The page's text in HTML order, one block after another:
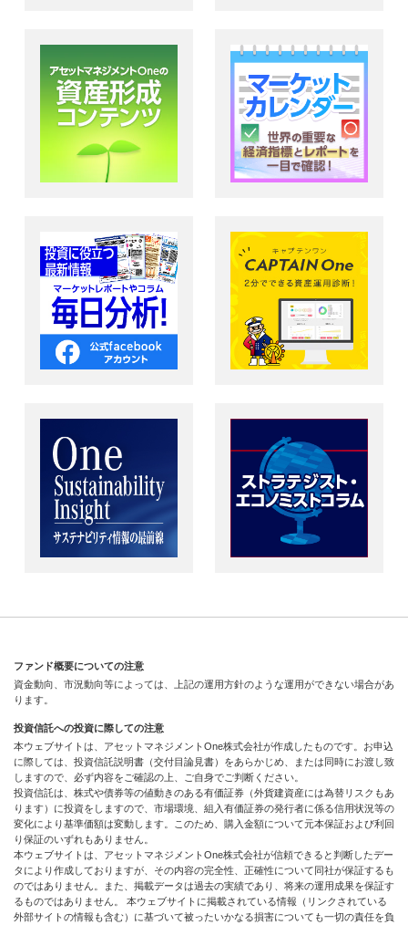
ファンド概要についての注意
資金動向、市況動向等によっては、上記の運用方針のような運用ができない場合があ
ります。
投資信託への投資に際しての注意
本ウェブサイトは、アセットマネジメントOne株式会社が作成したものです。お申込
に際しては、投資信託説明書（交付目論見書）をあらかじめ、または同時にお渡し致
しますので、必ず内容をご確認の上、ご自身でご判断ください。
投資信託は、株式や債券等の値動きのある有価証券（外貨建資産には為替リスクもあ
ります）に投資をしますので、市場環境、組入有価証券の発行者に係る信用状況等の
変化により基準価額は変動します。このため、購入金額について元本保証および利回
り保証のいずれもありません。
本ウェブサイトは、アセットマネジメントOne株式会社が信頼できると判断したデー
タにより作成しておりますが、その内容の完全性、正確性について同社が保証するも
のではありません。また、掲載データは過去の実績であり、将来の運用成果を保証す
るものではありません。 本ウェブサイトに掲載されている情報（リンクされている
外部サイトの情報も含む）に基づいて被ったいかなる損害についても一切の責任を負